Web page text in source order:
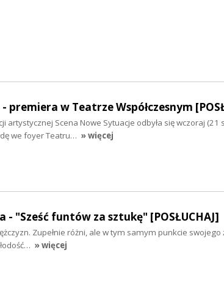
w Teatrze Współczesnym
Scena Nowe Sytuacje odbyła się wczoraj (21
we foyer Teatru… » więcej
"Sześć funtów za sztukę" [POSŁUCHAJ]
Zupełnie różni, ale w tym samym punkcie swojego
» więcej